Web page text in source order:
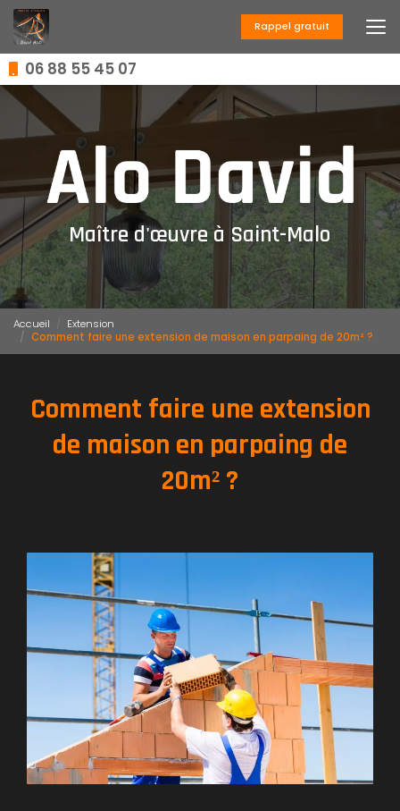
Aller
au
contenu
principal06 88 55 45 07
Rappel gratuit
Maître d'œuvre à Saint-Malo
Accueil
Extension
Comment faire une extension de maison en parpaing de 20m² ?
Comment faire une extension
de maison en parpaing de
20m² ?